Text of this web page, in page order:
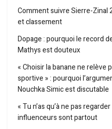
Comment suivre Sierre-Zinal
et classement
Dopage : pourquoi le record
Mathys est douteux
« Choisir la banane ne relève
sportive » : pourquoi
Nouchka Simic est discutable
« Tu n’as qu’à ne pas
influenceurs sont partout